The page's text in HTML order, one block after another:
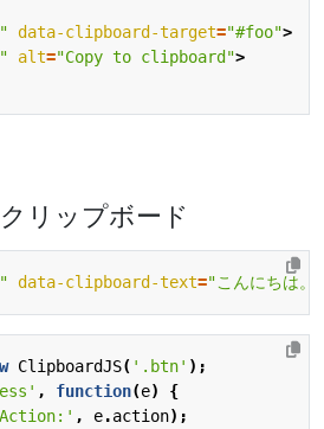
data-clipboard-target="#foo">
alt="Copy to clipboard">
リップボード
data-clipboard-text="こんにちは。"
ClipboardJS( '.btn' );
, function(e)
{
, e.action);